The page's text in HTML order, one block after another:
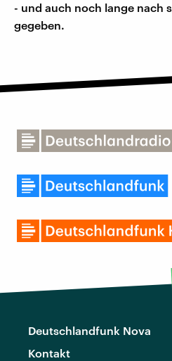
- und auch noch lange nach
gegeben.
Deutschlandfunk Nova
Kontakt